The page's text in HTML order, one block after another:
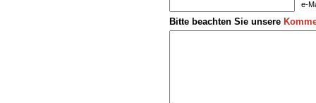
e-
Bitte beachten Sie unsere